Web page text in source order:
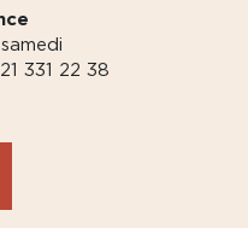
331 22 38